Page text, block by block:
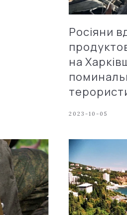
Росіяни
на
2023-10-05